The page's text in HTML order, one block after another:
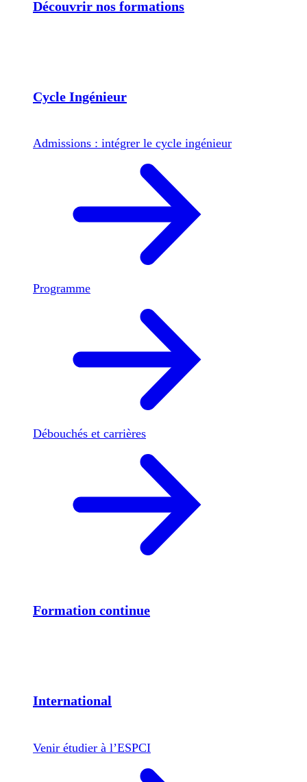
Découvrir nos formations
Cycle Ingénieur
Admissions : intégrer le cycle ingénieur
Programme
Débouchés et carrières
Formation continue
International
Venir étudier à l’ESPCI